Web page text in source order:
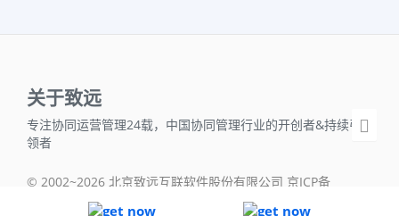
关于致远
专注协同运营管理24载，中国协同管理行业的开创者&持续引
领者
© 2002~2026 北京致远互联软件股份有限公司 京ICP备
05042718号-1